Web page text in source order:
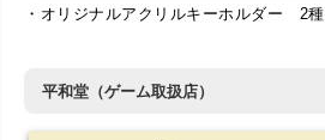
・オリジナルアクリルキーホルダー 2種
平和堂（ゲーム取扱店）